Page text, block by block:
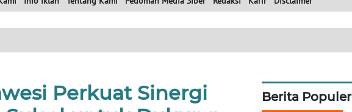
Perkuat Sinergi
Berita Populer